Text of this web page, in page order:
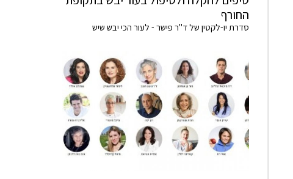
החורף
סדרת יו-לקטין של ד"ר פישר - לעור הכי יבש שיש